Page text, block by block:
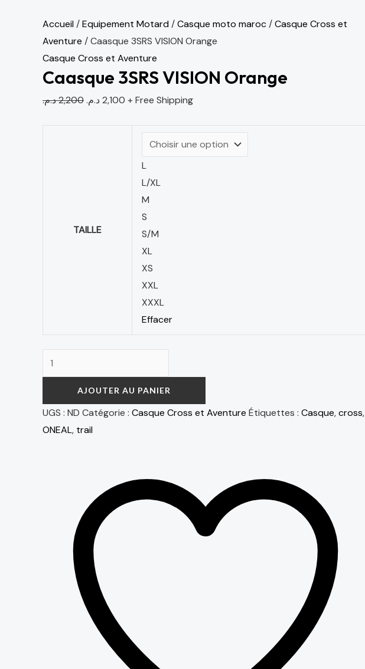
Accueil /Equipement Motard /Casque moto maroc /Casque Cross et
Aventure / Caasque 3SRS VISION Orange
Casque Cross et Aventure
Caasque 3SRS VISION Orange
2,200د.م. 2,100د.م. + Free Shipping
TAILLE
L
L/XL
M
S
S/M
XL
XS
XXL
XXXL
Effacer
AJOUTER AU PANIER
UGS : ND Catégorie : Casque Cross et Aventure Étiquettes : Casque,cross,
ONEAL, trail